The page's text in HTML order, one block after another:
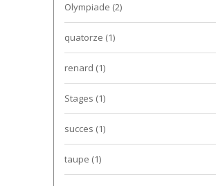
Olympiade (2)
quatorze (1)
renard (1)
Stages (1)
succes (1)
taupe (1)